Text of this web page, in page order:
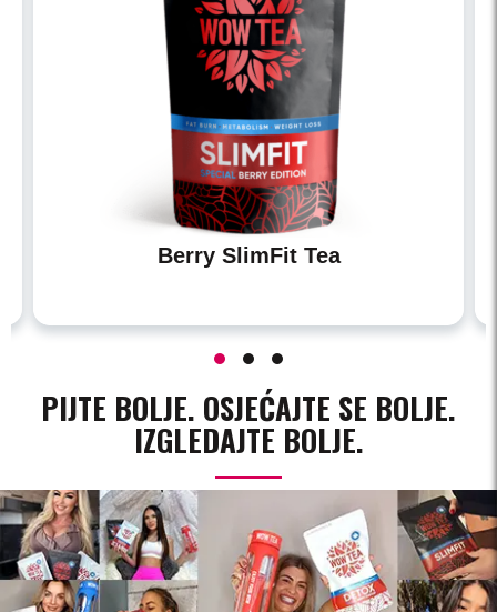
Berry SlimFit Tea
PIJTE BOLJE. OSJEĆAJTE SE BOLJE.
IZGLEDAJTE BOLJE.